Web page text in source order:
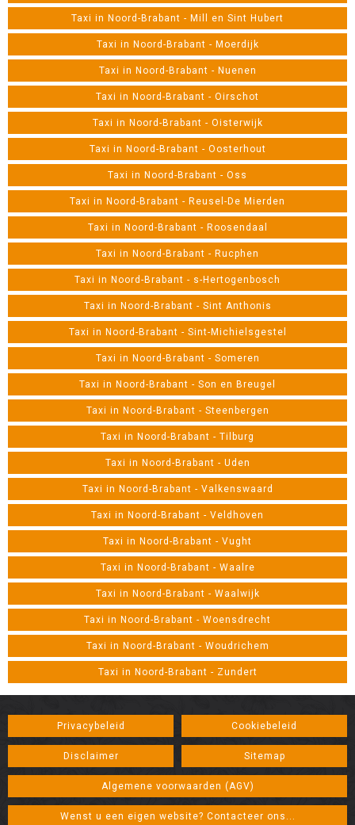
Taxi in Noord-Brabant - Mill en Sint Hubert
Taxi in Noord-Brabant - Moerdijk
Taxi in Noord-Brabant - Nuenen
Taxi in Noord-Brabant - Oirschot
Taxi in Noord-Brabant - Oisterwijk
Taxi in Noord-Brabant - Oosterhout
Taxi in Noord-Brabant - Oss
Taxi in Noord-Brabant - Reusel-De Mierden
Taxi in Noord-Brabant - Roosendaal
Taxi in Noord-Brabant - Rucphen
Taxi in Noord-Brabant - s-Hertogenbosch
Taxi in Noord-Brabant - Sint Anthonis
Taxi in Noord-Brabant - Sint-Michielsgestel
Taxi in Noord-Brabant - Someren
Taxi in Noord-Brabant - Son en Breugel
Taxi in Noord-Brabant - Steenbergen
Taxi in Noord-Brabant - Tilburg
Taxi in Noord-Brabant - Uden
Taxi in Noord-Brabant - Valkenswaard
Taxi in Noord-Brabant - Veldhoven
Taxi in Noord-Brabant - Vught
Taxi in Noord-Brabant - Waalre
Taxi in Noord-Brabant - Waalwijk
Taxi in Noord-Brabant - Woensdrecht
Taxi in Noord-Brabant - Woudrichem
Taxi in Noord-Brabant - Zundert
Privacybeleid Cookiebeleid
Disclaimer Sitemap
Algemene voorwaarden (AGV)
Wenst u een eigen website? Contacteer ons...